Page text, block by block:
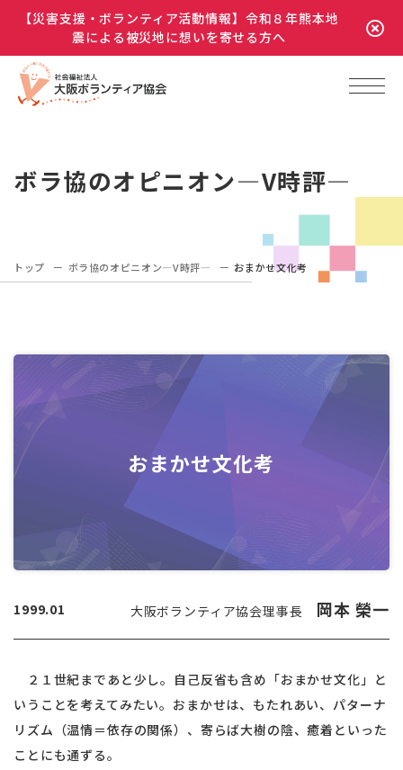
【災害支援・ボランティア活動情報】令和８年熊本地
震による被災地に想いを寄せる方へ
ボラ協のオピニオン―V時評―
トップ ボラ協のオピニオン―V時評― おまかせ文化考
おまかせ文化考
1999.01 大阪ボランティア協会理事長 岡本 榮一
２１世紀まであと少し。自己反省も含め「おまかせ文化」と
いうことを考えてみたい。おまかせは、もたれあい、パターナ
リズム（温情＝依存の関係）、寄らば大樹の陰、癒着といった
ことにも通ずる。